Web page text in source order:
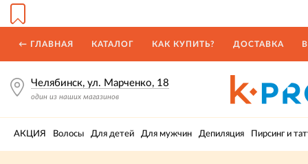
← ГЛАВНАЯ КАТАЛОГ КАК КУПИТЬ? ДОСТАВКА
Челябинск, ул. Марченко, 18
один из наших магазинов
АКЦИЯ Волосы Для детей Для мужчин Депиляция Пирсинг и